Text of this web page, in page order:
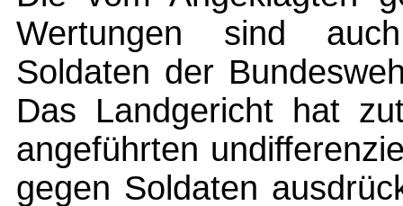
Wertungen sind
Soldaten der
Das Landgericht hat
angeführten
gegen Soldaten